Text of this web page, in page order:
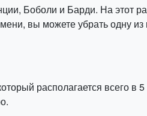
Боболи и Барди. На этот
вы можете убрать одну из
располагается всего в 5